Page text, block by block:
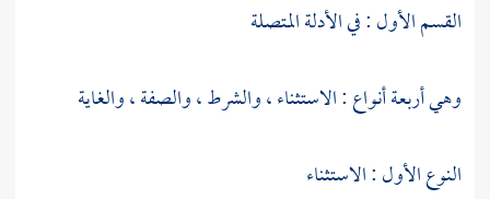
القسم الأول : في الأدلة المتصلة
وهي أربعة أنواع : الاستثناء ، والشرط ، والصفة ، والغاية
النوع الأول : الاستثناء